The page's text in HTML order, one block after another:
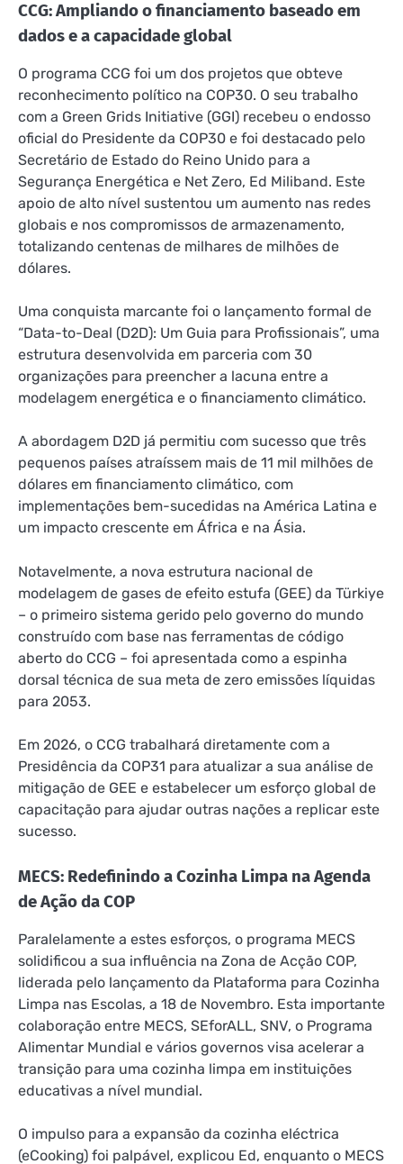
CCG: Ampliando o financiamento baseado em
dados e a capacidade global
O programa CCG foi um dos projetos que obteve
reconhecimento político na COP30. O seu trabalho
com a Green Grids Initiative (GGI) recebeu o endosso
oficial do Presidente da COP30 e foi destacado pelo
Secretário de Estado do Reino Unido para a
Segurança Energética e Net Zero, Ed Miliband. Este
apoio de alto nível sustentou um aumento nas redes
globais e nos compromissos de armazenamento,
totalizando centenas de milhares de milhões de
dólares.
Uma conquista marcante foi o lançamento formal de
“Data-to-Deal (D2D): Um Guia para Profissionais”, uma
estrutura desenvolvida em parceria com 30
organizações para preencher a lacuna entre a
modelagem energética e o financiamento climático.
A abordagem D2D já permitiu com sucesso que três
pequenos países atraíssem mais de 11 mil milhões de
dólares em financiamento climático, com
implementações bem-sucedidas na América Latina e
um impacto crescente em África e na Ásia.
Notavelmente, a nova estrutura nacional de
modelagem de gases de efeito estufa (GEE) da Türkiye
– o primeiro sistema gerido pelo governo do mundo
construído com base nas ferramentas de código
aberto do CCG – foi apresentada como a espinha
dorsal técnica de sua meta de zero emissões líquidas
para 2053.
Em 2026, o CCG trabalhará diretamente com a
Presidência da COP31 para atualizar a sua análise de
mitigação de GEE e estabelecer um esforço global de
capacitação para ajudar outras nações a replicar este
sucesso.
MECS: Redefinindo a Cozinha Limpa na Agenda
de Ação da COP
Paralelamente a estes esforços, o programa MECS
solidificou a sua influência na Zona de Acção COP,
liderada pelo lançamento da Plataforma para Cozinha
Limpa nas Escolas, a 18 de Novembro. Esta importante
colaboração entre MECS, SEforALL, SNV, o Programa
Alimentar Mundial e vários governos visa acelerar a
transição para uma cozinha limpa em instituições
educativas a nível mundial.
O impulso para a expansão da cozinha eléctrica
(eCooking) foi palpável, explicou Ed, enquanto o MECS